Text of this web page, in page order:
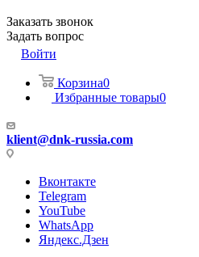
Заказать звонок
Задать вопрос
Войти
Корзина0
Избранные товары0
klient@dnk-russia.com
Вконтакте
Telegram
YouTube
WhatsApp
Яндекс.Дзен